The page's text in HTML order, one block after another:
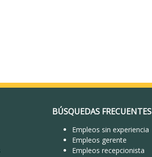
BÚSQUEDAS FRECUENTES
Empleos sin experiencia
Empleos gerente
Empleos recepcionista